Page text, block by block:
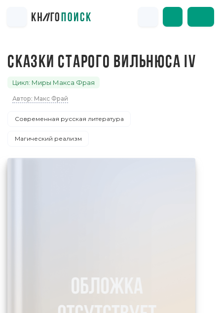
СКАЗКИ СТАРОГО ВИЛЬНЮСА IV
Цикл: Миры Макса Фрая
Автор: Макс Фрай
Современная русская литература
Магический реализм